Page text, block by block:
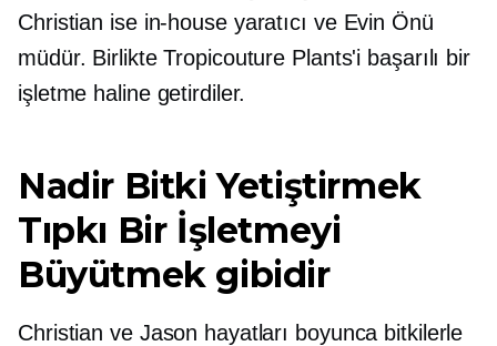
Christian ise in-houseyaratıcı ve Evin Önü
müdür. Birlikte Tropicouture Plants'i başarılı bir
işletme haline getirdiler.
Nadir Bitki Yetiştirmek
Tıpkı Bir İşletmeyi
Büyütmek gibidir
Christian ve Jason hayatları boyunca bitkilerle